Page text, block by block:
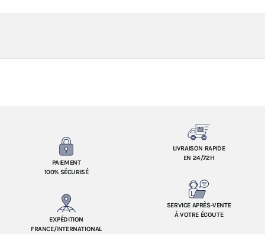
PAIEMENT
100% SÉCURISÉ
LIVRAISON RAPIDE
EN 24/72H
EXPÉDITION
FRANCE/INTERNATIONAL
SERVICE APRÈS-VENTE
À VOTRE ÉCOUTE